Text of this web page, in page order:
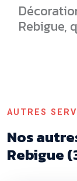
Rebigue,
AUTRES
Nos
Rebigue